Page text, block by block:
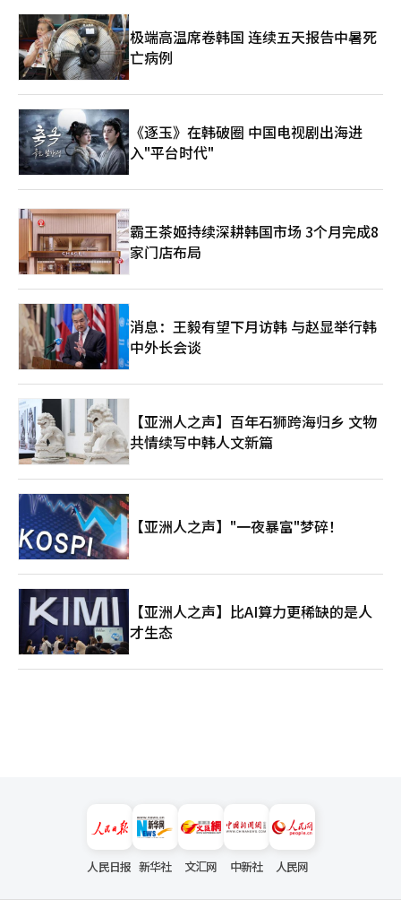
确。必须在技术上领先，保持市场信任，组织要灵活，劳资关系要
演变为共同命运体。平衡短期业绩与长期投资、劳动与资本、效率
与稳定是关键。若偏向任何一方，企业将动摇。平衡一旦破裂，竞
争力也将随之崩溃。最终，三星电子的1万亿美元入场引发了一个
问题：我们选择什么样的资本主义？是一个不分风险只分配回报的
结构，还是一个风险与回报共同设计的结构？答案显而易见。资本
主义是承诺的体系，只有当承诺得到遵守时，成长才有可能。现
在，三星电子站在选择的十字路口。是加大投资，还是分享当前成
果？是走得更远，还是安于现状？企业报国的道路依然有效，但这
条路比以往更加艰难。全球专家的观点明确指出了这一点。路透社
评价称：“三星电子突破1万亿美元市值反映了对AI半导体的期
待，但未来的竞争力将取决于代工和高带宽内存。”《金融时报》
指出：“三星电子是内存强者，但在AI时代的赢家将是主导生态的
企业”，强调了结构性转型的必要性。此外，全球投资银行高盛分
析认为：“三星电子的未来价值不仅取决于业绩，还取决于长期的
技术领导力和投资持续性。”最终，答案只有一个。投资、创新、
业报国的下一个阶段。
极端高温席卷韩国 连续五天报告中暑死
亡病例
《逐玉》在韩破圈 中国电视剧出海进
入"平台时代"
霸王茶姬持续深耕韩国市场 3个月完成8
家门店布局
消息：王毅有望下月访韩 与赵显举行韩
中外长会谈
【亚洲人之声】百年石狮跨海归乡 文物
共情续写中韩人文新篇
【亚洲人之声】"一夜暴富"梦碎！
【亚洲人之声】比AI算力更稀缺的是人
才生态
人民日报 新华社 文汇网 中新社 人民网